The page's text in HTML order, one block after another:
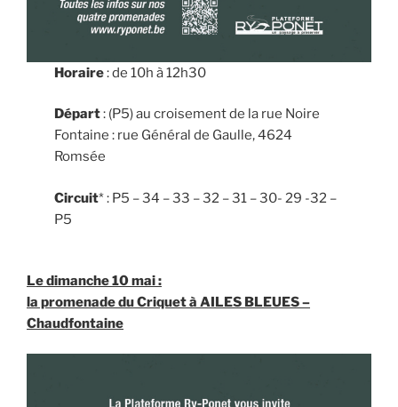
Horaire: de 10h à 12h30
Départ: (P5) au croisement de la rue Noire
Fontaine : rue Général de Gaulle, 4624
Romsée
Circuit* : P5 – 34 – 33 – 32 – 31 – 30- 29 -32 –
P5
Le dimanche 10 mai :
la promenade duCriquet à AILES BLEUES–
Chaudfontaine